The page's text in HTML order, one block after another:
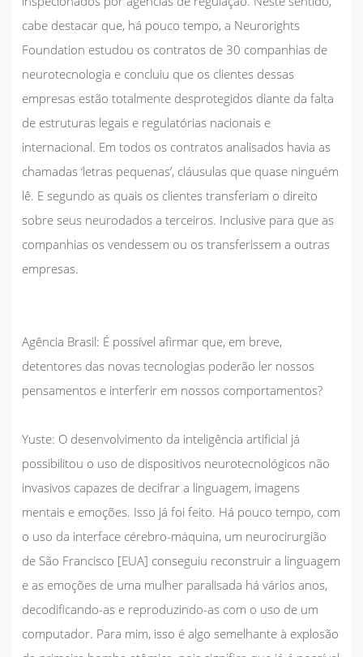
cabe destacar que, há pouco tempo, a Neurorights
Foundation estudou os contratos de 30 companhias de
neurotecnologia e concluiu que os clientes dessas
empresas estão totalmente desprotegidos diante da falta
de estruturas legais e regulatórias nacionais e
internacional. Em todos os contratos analisados havia as
chamadas ‘letras pequenas’, cláusulas que quase ninguém
lê. E segundo as quais os clientes transferiam o direito
sobre seus neurodados a terceiros. Inclusive para que as
companhias os vendessem ou os transferissem a outras
empresas.
Agência Brasil: É possível afirmar que, em breve,
detentores das novas tecnologias poderão ler nossos
pensamentos e interferir em nossos comportamentos?
Yuste: O desenvolvimento da inteligência artificial já
possibilitou o uso de dispositivos neurotecnológicos não
invasivos capazes de decifrar a linguagem, imagens
mentais e emoções. Isso já foi feito. Há pouco tempo, com
o uso da interface cérebro-máquina, um neurocirurgião
de São Francisco [EUA] conseguiu reconstruir a linguagem
e as emoções de uma mulher paralisada há vários anos,
decodificando-as e reproduzindo-as com o uso de um
computador. Para mim, isso é algo semelhante à explosão